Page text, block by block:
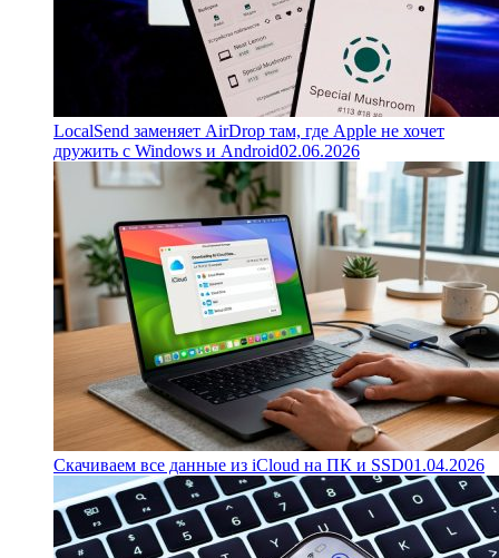
LocalSend заменяет AirDrop там, где Apple не хочет
дружить с Windows и Android02.06.2026
Скачиваем все данные из iCloud на ПК и SSD01.04.2026